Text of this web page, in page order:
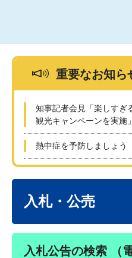
重要なお知ら
知事記者会見「楽しすぎ
観光キャンペーンを実施
熱中症を予防しましょう
入札・公売
入札公告の検索 （